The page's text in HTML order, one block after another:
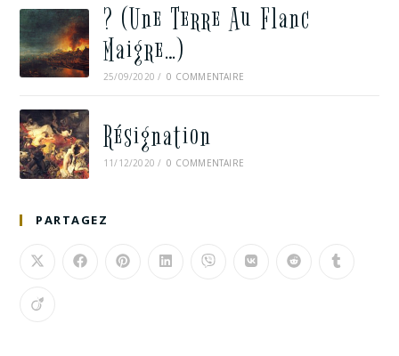
? (Une Terre Au Flanc
Maigre…)
25/09/2020 / 0 COMMENTAIRE
Résignation
11/12/2020 / 0 COMMENTAIRE
PARTAGEZ